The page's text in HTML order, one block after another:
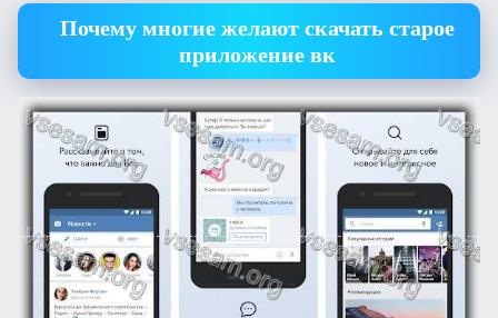
Почему многие желают скачать старое
приложение вк